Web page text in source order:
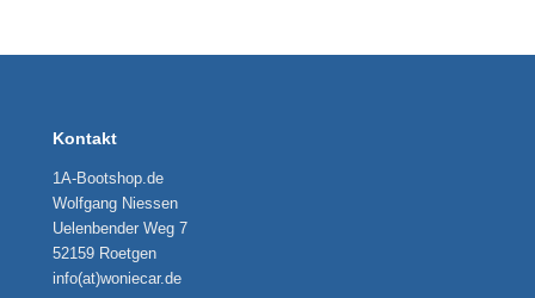
Kontakt
1A-Bootshop.de
Wolfgang Niessen
Uelenbender Weg 7
52159 Roetgen
info(at)woniecar.de